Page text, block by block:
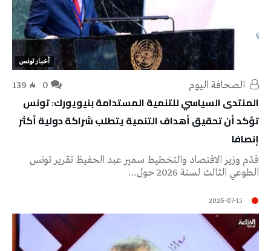
أخبار تونس
139
المنتدى السياسي للتنمية المستدامة بنيويورك: تونس
تؤكد أن تحقيق أهداف التنمية يتطلب شراكة دولية أكثر
إنصافا
قدّم وزير الاقتصاد والتخطيط سمير عبد الحفيظ تقرير تونس
الطوعي الثالث لسنة 2026 حول…
2026-07-15